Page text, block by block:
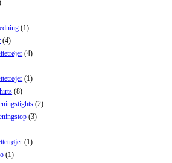
(1)
(4)
(4)
(1)
(8)
(2)
(3)
(1)
(1)